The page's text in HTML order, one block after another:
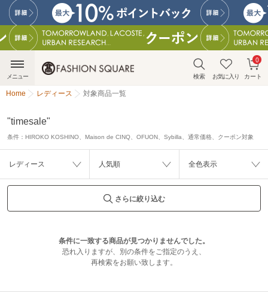
検索 お気に入り カート
0
メニュー
Home レディース 対象商品一覧
"timesale"
条件： HIROKO KOSHINO、Maison de CINQ、OFUON、Sybilla、通常価格、クーポン対象
レディース 人気順 全色表示
さらに絞り込む
条件に一致する商品が見つかりませんでした。
恐れ入りますが、別の条件をご指定のうえ、
再検索をお願い致します。